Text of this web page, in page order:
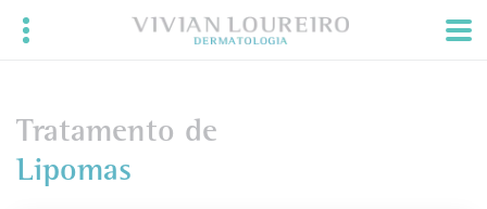
Tratamento de
Lipomas